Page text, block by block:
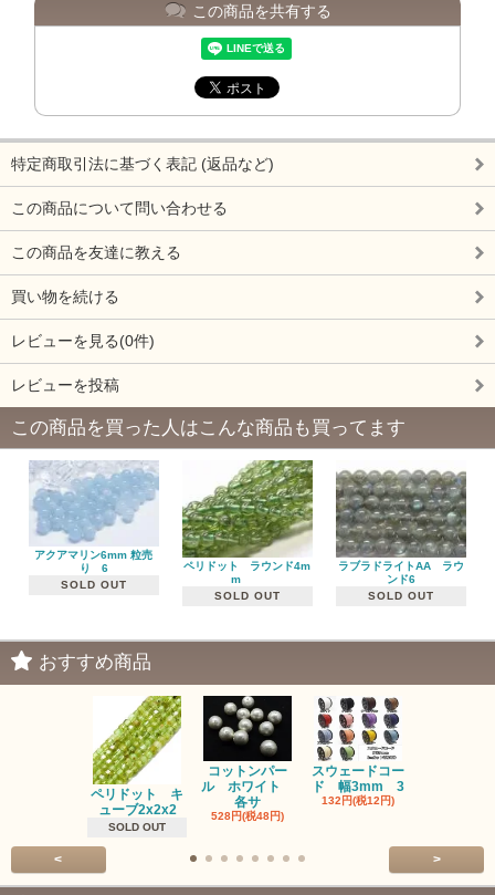
この商品を共有する
特定商取引法に基づく表記 (返品など)
この商品について問い合わせる
この商品を友達に教える
買い物を続ける
レビューを見る(0件)
レビューを投稿
この商品を買った人はこんな商品も買ってます
アクアマリン6mm 粒売
り 6
SOLD OUT
ペリドット ラウンド4m
m
SOLD OUT
ラブラドライトAA ラウ
ンド6
SOLD OUT
おすすめ商品
ペリドット キ
ューブ2x2x2
SOLD OUT
コットンパー
ル ホワイト
各サ
528円(税48円)
スウェードコー
ド 幅3mm 3
132円(税12円)
< >